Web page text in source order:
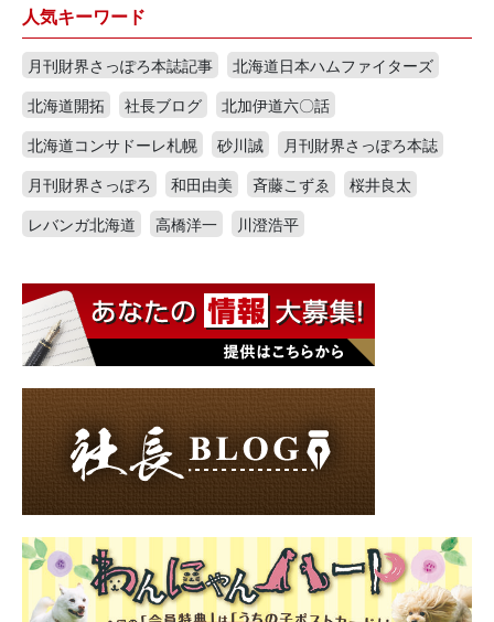
人気キーワード
月刊財界さっぽろ本誌記事
北海道日本ハムファイターズ
北海道開拓
社長ブログ
北加伊道六〇話
北海道コンサドーレ札幌
砂川誠
月刊財界さっぽろ本誌
月刊財界さっぽろ
和田由美 斉藤こずゑ
桜井良太
レバンガ北海道
高橋洋一 川澄浩平